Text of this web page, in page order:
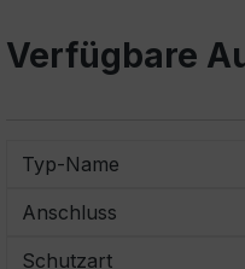
Verfügbare
Typ-Name
Anschluss
Schutzart